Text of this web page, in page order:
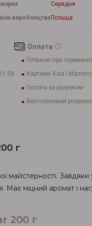
Середня
виробництва Польща
Оплата
Готівкою при отриманні
Картами Visa і
Оплата за рахунком
Безготівковий
г
майстерності.
міцний аромат і
200 г